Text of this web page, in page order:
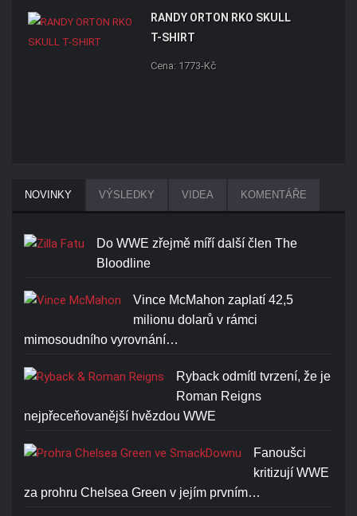
RANDY ORTON RKO SKULL
T-SHIRT
Cena: 1773-Kč
NOVINKY VÝSLEDKY VIDEA KOMENTÁŘE
Do WWE zřejmě míří další člen The
Bloodline
Vince McMahon zaplatí 42,5
milionu dolarů v rámci
mimosoudního vyrovnání…
Ryback odmítl tvrzení, že je
Roman Reigns
nejpřeceňovanější hvězdou WWE
Fanoušci
kritizují WWE
za prohru Chelsea Green v jejím prvním…